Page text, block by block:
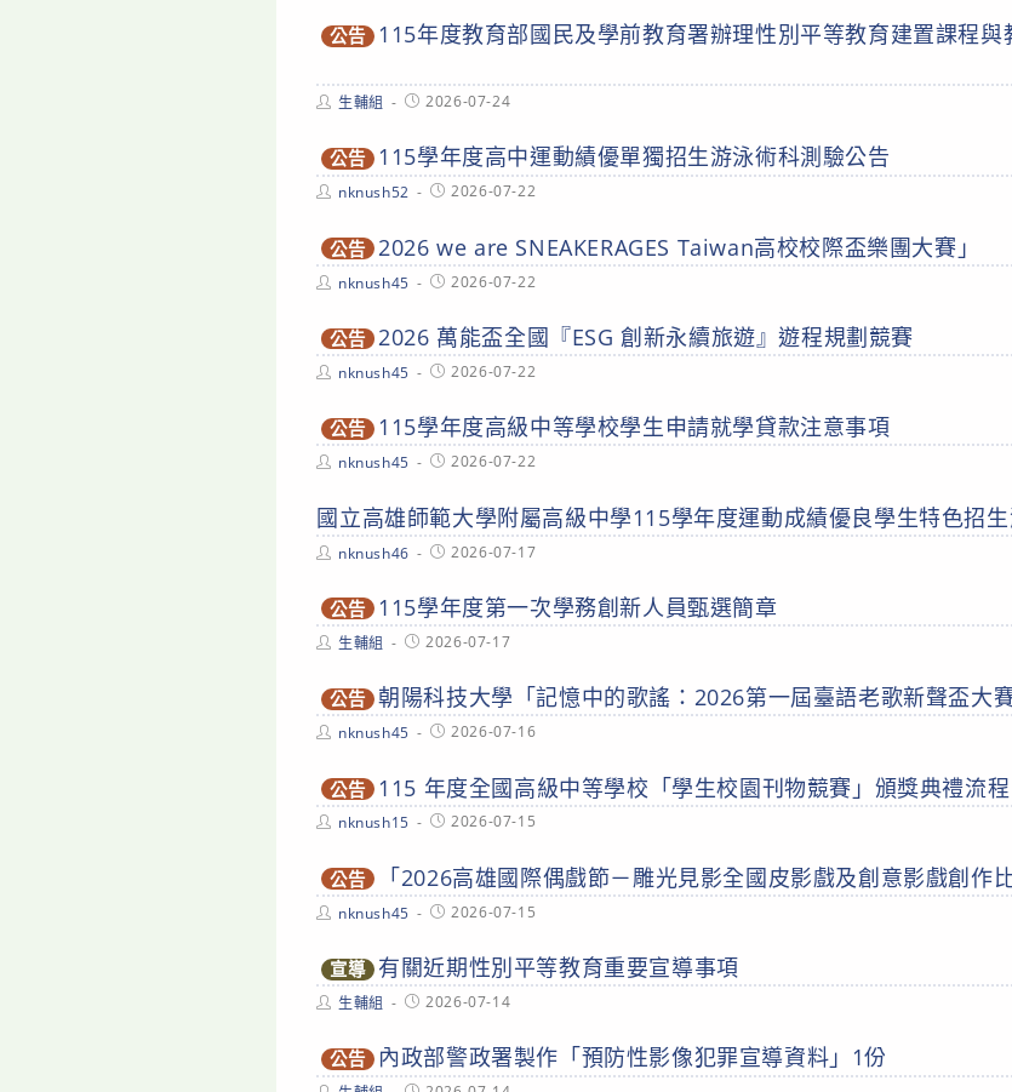
公告
115年度教育部國民及學前教育署辦理性別平等教育建置課程與
Post生輔組
Post2026-07-24
公告 115學年度高中運動績優單獨招生游泳術科測驗公告
Postnknush52
Post2026-07-22
公告 2026 we are SNEAKERAGES Taiwan高校校際盃樂團大賽」
Postnknush45
Post2026-07-22
公告 2026 萬能盃全國『ESG 創新永續旅遊』遊程規劃競賽
Postnknush45
Post2026-07-22
公告 115學年度高級中等學校學生申請就學貸款注意事項
Postnknush45
Post2026-07-22
國立高雄師範大學附屬高級中學115學年度運動成績優良學生特色招
Postnknush46
Post2026-07-17
公告 115學年度第一次學務創新人員甄選簡章
Post生輔組
Post2026-07-17
公告 朝陽科技大學「記憶中的歌謠：2026第一屆臺語老歌新聲盃大賽
Postnknush45
Post2026-07-16
公告 115 年度全國高級中等學校「學生校園刊物競賽」頒獎典禮流程
Postnknush15
Post2026-07-15
公告 「2026高雄國際偶戲節－雕光見影全國皮影戲及創意影戲創作
Postnknush45
Post2026-07-15
宣導 有關近期性別平等教育重要宣導事項
Post生輔組
Post2026-07-14
公告 內政部警政署製作「預防性影像犯罪宣導資料」1份